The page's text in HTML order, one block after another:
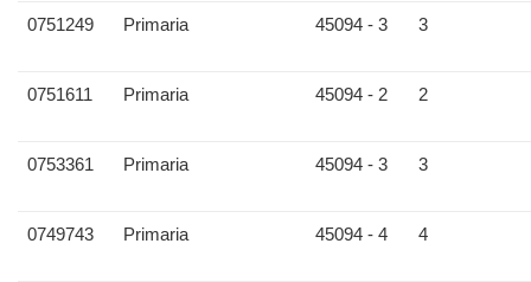
0751249 Primaria 45094 - 3 3
0751611 Primaria 45094 - 2 2
0753361 Primaria 45094 - 3 3
0749743 Primaria 45094 - 4 4